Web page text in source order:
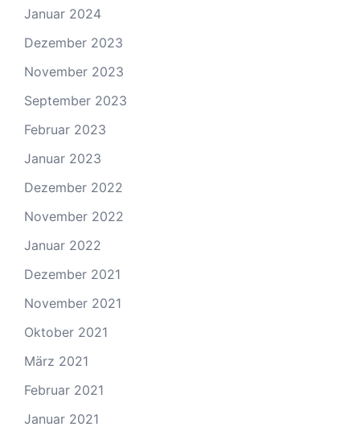
Januar 2024
Dezember 2023
November 2023
September 2023
Februar 2023
Januar 2023
Dezember 2022
November 2022
Januar 2022
Dezember 2021
November 2021
Oktober 2021
März 2021
Februar 2021
Januar 2021